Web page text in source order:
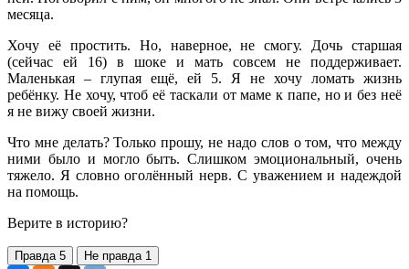
месяца.
Хочу её простить. Но, наверное, не смогу. Дочь старшая
(сейчас ей 16) в шоке и мать совсем не поддерживает.
Маленькая – глупая ещё, ей 5. Я не хочу ломать жизнь
ребёнку. Не хочу, чтоб её таскали от маме к папе, но и без неё
я не вижу своей жизни.
Что мне делать? Только прошу, не надо слов о том, что между
ними было и могло быть. Слишком эмоциональный, очень
тяжело. Я словно оголённый нерв. С уважением и надеждой
на помощь.
Верите в историю?
Правда 5 Не правда 1